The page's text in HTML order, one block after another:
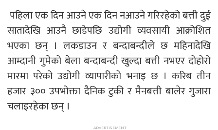
पहिला एक दिन आउने एक दिन नआउने गरिरहेको बत्ती दुई
सातादेखि आउनै छाडेपछि उद्योगी व्यवसायी आक्रोशित
भएका छन् । लकडाउन र बन्दाबन्दीले छ महिनादेखि
आम्दानी गुमेको बेला बन्दाबन्दी खुल्दा बत्ती नभएर दोहोरो
मारमा परेको उद्योगी व्यापारीको भनाइ छ । करिब तीन
हजार ३०० उपभोक्ता दैनिक टुकी र मैनबत्ती बालेर गुजारा
चलाइरहेका छन् ।